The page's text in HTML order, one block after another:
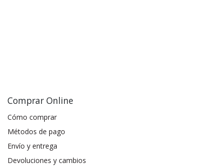
Comprar Online
Cómo comprar
Métodos de pago
Envío y entrega
Devoluciones y cambios